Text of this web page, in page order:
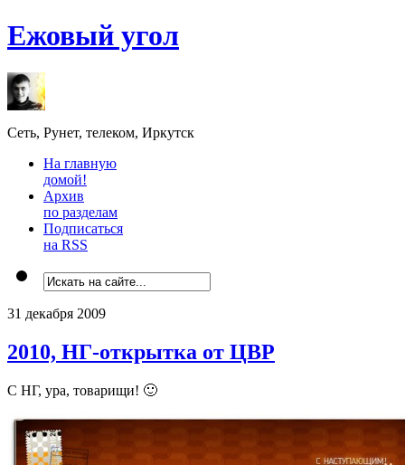
Ежовый угол
Сеть, Рунет, телеком, Иркутск
На главную
домой!
Архив
по разделам
Подписаться
на RSS
31 декабря 2009
2010, НГ-открытка от ЦВР
С НГ, ура, товарищи! 🙂